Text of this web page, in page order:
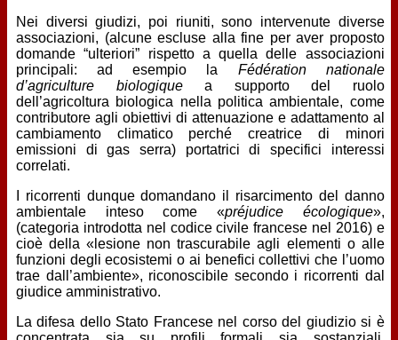
Nei diversi giudizi, poi riuniti, sono intervenute diverse
associazioni, (alcune escluse alla fine per aver proposto
domande “ulteriori” rispetto a quella delle associazioni
principali: ad esempio la Fédération nationale
d’agriculture biologiquea supporto del ruolo
dell’agricoltura biologica nella politica ambientale, come
contributore agli obiettivi di attenuazione e adattamento al
cambiamento climatico perché creatrice di minori
emissioni di gas serra) portatrici di specifici interessi
correlati.
I ricorrenti dunque domandano il risarcimento del danno
ambientale inteso come «préjudice écologique»,
(categoria introdotta nel codice civile francese nel 2016) e
cioè della «lesione non trascurabile agli elementi o alle
funzioni degli ecosistemi o ai benefici collettivi che l’uomo
trae dall’ambiente», riconoscibile secondo i ricorrenti dal
giudice amministrativo.
La difesa dello Stato Francese nel corso del giudizio si è